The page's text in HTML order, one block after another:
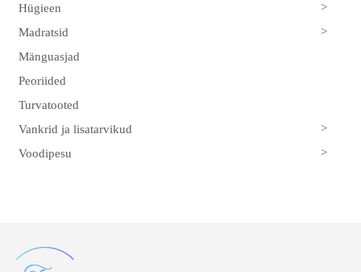
>
Hügieen
>
Madratsid
Mänguasjad
Peoriided
Turvatooted
>
Vankrid ja lisatarvikud
>
Voodipesu